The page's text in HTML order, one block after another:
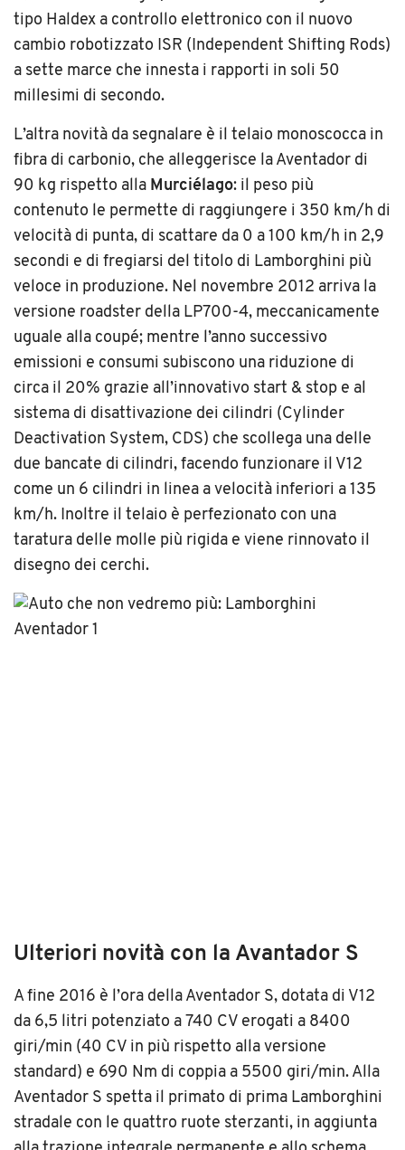
tipo Haldex a controllo elettronico con il nuovo
cambio robotizzato ISR (Independent Shifting Rods)
a sette marce che innesta i rapporti in soli 50
millesimi di secondo.
L’altra novità da segnalare è il telaio monoscocca in
fibra di carbonio, che alleggerisce la Aventador di
90 kg rispetto alla Murciélago: il peso più
contenuto le permette di raggiungere i 350 km/h di
velocità di punta, di scattare da 0 a 100 km/h in 2,9
secondi e di fregiarsi del titolo di Lamborghini più
veloce in produzione. Nel novembre 2012 arriva la
versione roadster della LP700-4, meccanicamente
uguale alla coupé; mentre l’anno successivo
emissioni e consumi subiscono una riduzione di
circa il 20% grazie all’innovativo start & stop e al
sistema di disattivazione dei cilindri (Cylinder
Deactivation System, CDS) che scollega una delle
due bancate di cilindri, facendo funzionare il V12
come un 6 cilindri in linea a velocità inferiori a 135
km/h. Inoltre il telaio è perfezionato con una
taratura delle molle più rigida e viene rinnovato il
disegno dei cerchi.
Ulteriori novità con la Avantador S
A fine 2016 è l’ora della Aventador S, dotata di V12
da 6,5 litri potenziato a 740 CV erogati a 8400
giri/min (40 CV in più rispetto alla versione
standard) e 690 Nm di coppia a 5500 giri/min. Alla
Aventador S spetta il primato di prima Lamborghini
stradale con le quattro ruote sterzanti, in aggiunta